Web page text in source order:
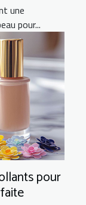
une
pour...
pour